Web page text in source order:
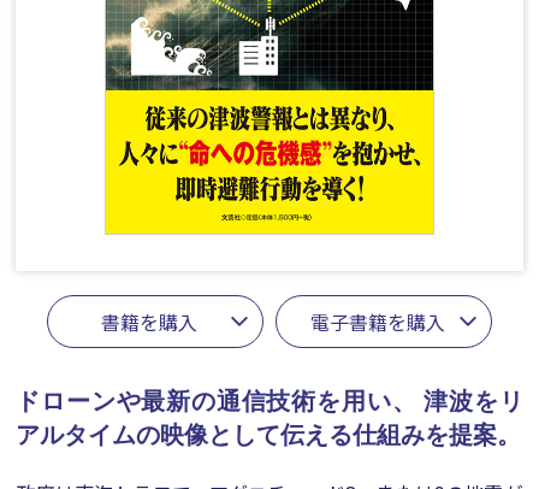
書籍を購入 電子書籍を購入
ドローンや最新の通信技術を用い、
津波をリ
アルタイムの映像として伝える仕組みを提案。